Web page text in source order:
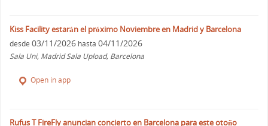
Kiss Facility estarán el próximo Noviembre en Madrid y Barcelona
desde 03/11/2026 hasta 04/11/2026
Sala Uni, Madrid Sala Upload, Barcelona
Open in app
Rufus T FireFly anuncian concierto en Barcelona para este otoño